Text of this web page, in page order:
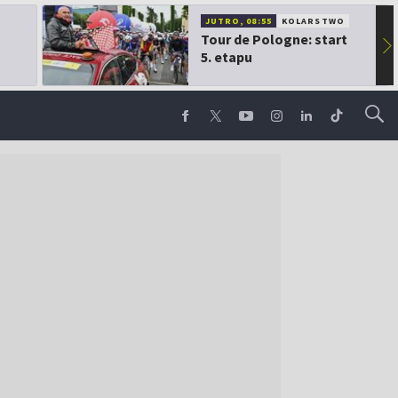
JUTRO, 08:55 KOLARSTWO
Tour de Pologne: start
5. etapu
▶